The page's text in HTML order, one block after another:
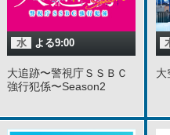
水 よる9:00
大追跡〜警視庁ＳＳＢＣ
強行犯係〜Season2
大